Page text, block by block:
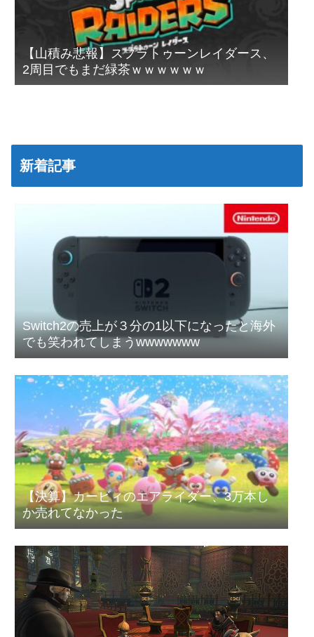
【山積み悲報】スプラトゥーンレイダース、
2周目でもまだ緑茶ｗｗｗｗｗｗ
新着記事
Switch2の売上が３分の1以下になったと海外
でも笑われてしまうwwwwwww
【決算】カービィのエアライダー、3万本し
か売れてなかった